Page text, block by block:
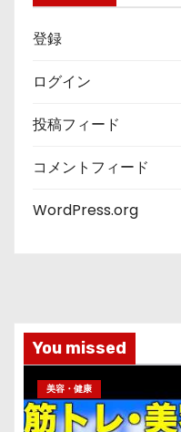
登録
ログイン
投稿フィード
コメントフィード
WordPress.org
You missed
美容・健康